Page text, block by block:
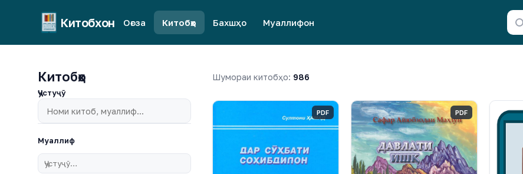
Китобхон Оғоза Китобҳо Бахшҳо Муаллифон
Китобҳо
Ҷустуҷӯ
Муаллиф
Шумораи китобҳо: 986
PDF PDF